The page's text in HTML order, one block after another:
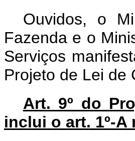
Ouvidos, o
Fazenda e o
Serviços
Projeto de Lei de
Art. 9º do
inclui o art. 1º-A